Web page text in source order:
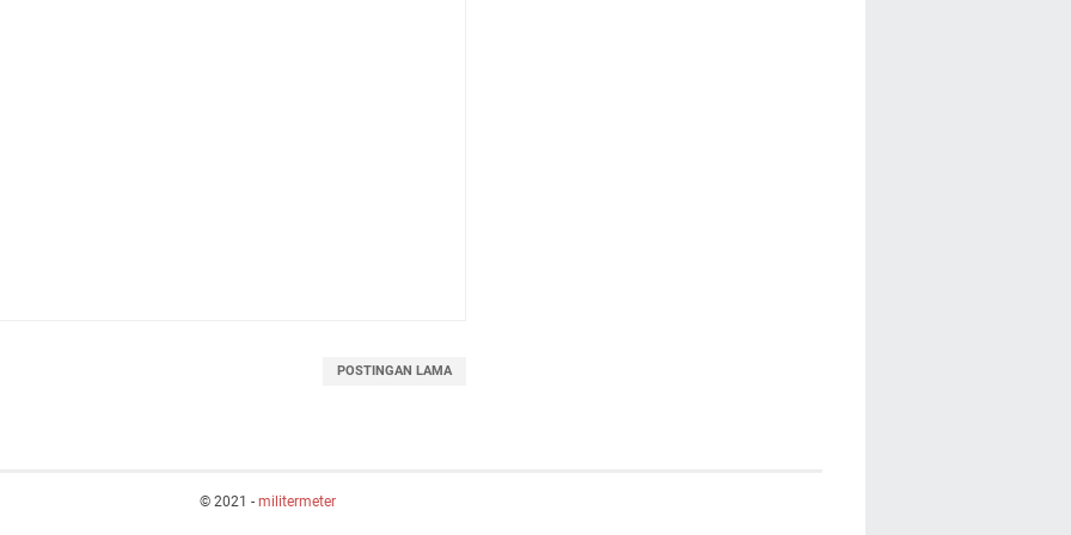
POSTINGAN LAMA
© 2021 - militermeter